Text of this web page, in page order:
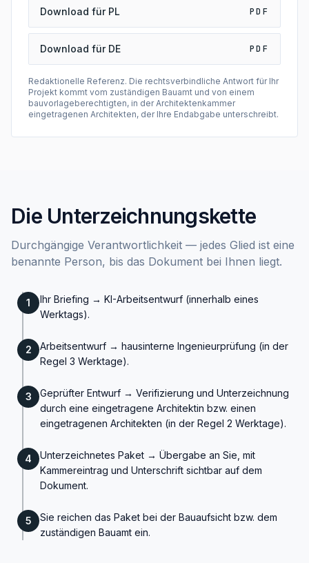
Download für PL PDF
Download für DE PDF
Redaktionelle Referenz. Die rechtsverbindliche Antwort für Ihr
Projekt kommt vom zuständigen Bauamt und von einem
bauvorlageberechtigten, in der Architektenkammer
eingetragenen Architekten, der Ihre Endabgabe unterschreibt.
Die Unterzeichnungskette
Durchgängige Verantwortlichkeit — jedes Glied ist eine
benannte Person, bis das Dokument bei Ihnen liegt.
1
Ihr Briefing → KI-Arbeitsentwurf (innerhalb eines
Werktags).
2
Arbeitsentwurf → hausinterne Ingenieurprüfung (in der
Regel 3 Werktage).
3
Geprüfter Entwurf → Verifizierung und Unterzeichnung
durch eine eingetragene Architektin bzw. einen
eingetragenen Architekten (in der Regel 2 Werktage).
4
Unterzeichnetes Paket → Übergabe an Sie, mit
Kammereintrag und Unterschrift sichtbar auf dem
Dokument.
5
Sie reichen das Paket bei der Bauaufsicht bzw. dem
zuständigen Bauamt ein.